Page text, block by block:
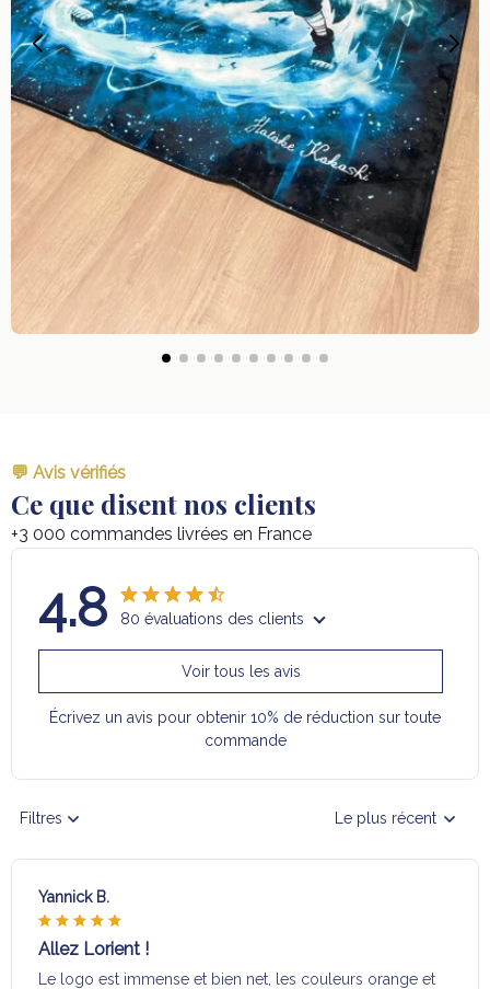
💬 Avis vérifiés
Ce que disent nos clients
+3 000 commandes livrées en France
4.8 80 évaluations des clients
Voir tous les avis
Écrivez un avis pour obtenir 10% de réduction sur toute
commande
Filtres Le plus récent
Yannick B.
Allez Lorient !
Le logo est immense et bien net, les couleurs orange et